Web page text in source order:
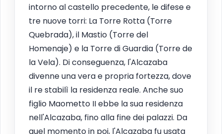
intorno al castello precedente, le difese e
tre nuove torri: La Torre Rotta (Torre
Quebrada), il Mastio (Torre del
Homenaje) e la Torre di Guardia (Torre de
la Vela). Di conseguenza, l'Alcazaba
divenne una vera e propria fortezza, dove
il re stabilì la residenza reale. Anche suo
figlio Maometto II ebbe la sua residenza
nell'Alcazaba, fino alla fine dei palazzi. Da
quel momento in poi, l'Alcazaba fu usata